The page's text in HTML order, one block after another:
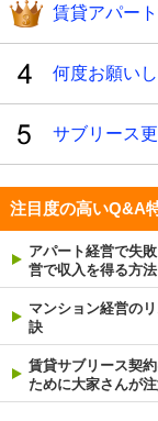
賃貸アパー
何度お願い
サブリース
注目度の高いQ&A
アパート経営で失
営で収入を得る方法
マンション経営の
訣
賃貸サブリース契
ために大家さんが